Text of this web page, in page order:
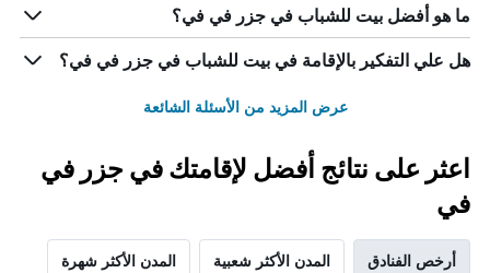
ما هو أفضل بيت للشباب في جزر في في؟
هل علي التفكير بالإقامة في بيت للشباب في جزر في في؟
عرض المزيد من الأسئلة الشائعة
اعثر على نتائج أفضل لإقامتك في جزر في
في
أرخص الفنادق المدن الأكثر شعبية المدن الأكثر شهرة